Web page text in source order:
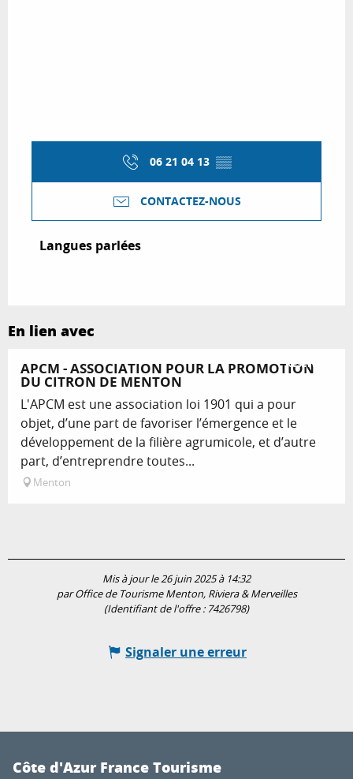
06 21 04 13 ▒▒
CONTACTEZ-NOUS
Langues parlées
Langues parlées
En lien avec
APCM - ASSOCIATION POUR LA PROMOTION
DU CITRON DE MENTON
L'APCM est une association loi 1901 qui a pour
objet, d’une part de favoriser l’émergence et le
développement de la filière agrumicole, et d’autre
part, d’entreprendre toutes...
Menton
Réservable
Mis à jour le 26 juin 2025 à 14:32
par Office de Tourisme Menton, Riviera & Merveilles
(Identifiant de l'offre : 7426798)
Signaler une erreur
Côte d'Azur France Tourisme